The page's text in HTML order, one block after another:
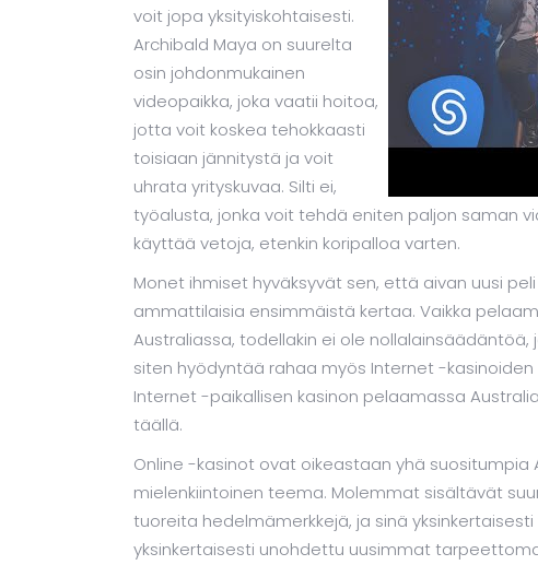
voit jopa yksityiskohtaisesti.
Archibald Maya on suurelta
osin johdonmukainen
videopaikka, joka vaatii hoitoa,
jotta voit koskea tehokkaasti
toisiaan jännitystä ja voit
uhrata yrityskuvaa. Silti ei,
työalusta, jonka voit tehdä eniten paljon saman
käyttää vetoja, etenkin koripalloa varten.
Monet ihmiset hyväksyvät sen, että aivan uusi
ammattilaisia ​​ensimmäistä kertaa. Vaikka
Australiassa, todellakin ei ole
siten hyödyntää rahaa myös Internet -
Internet -paikallisen kasinon pelaamassa
täällä.
Online -kasinot ovat oikeastaan ​​yhä suositumpia
mielenkiintoinen teema. Molemmat sisältävät
tuoreita hedelmämerkkejä, ja sinä
yksinkertaisesti unohdettu uusimmat